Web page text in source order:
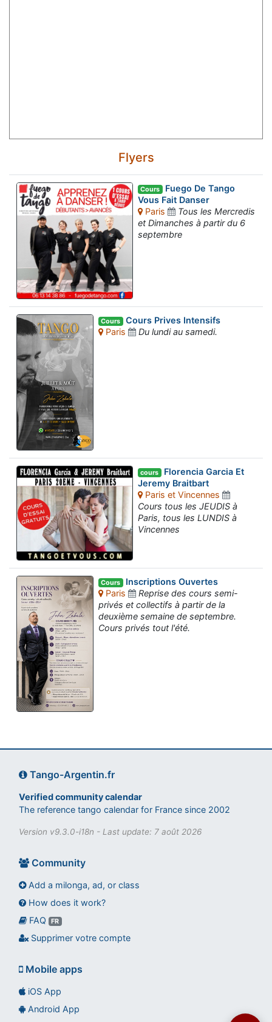
Flyers
Cours Fuego De Tango
Vous Fait Danser
Paris
Tous les Mercredis
et Dimanches à partir du 6
septembre
Cours Cours Prives Intensifs
Paris
Du lundi au samedi.
cours Florencia Garcia Et
Jeremy Braitbart
Paris et Vincennes
Cours tous les JEUDIS à
Paris, tous les LUNDIS à
Vincennes
Cours Inscriptions Ouvertes
Paris
Reprise des cours semi-
privés et collectifs à partir de la
deuxième semaine de septembre.
Cours privés tout l'été.
Tango-Argentin.fr
Verified community calendar
The reference tango calendar for France since 2002
Version v9.3.0-i18n - Last update: 7 août 2026
Community
Add a milonga, ad, or class
How does it work?
FAQ
FR
Supprimer votre compte
Mobile apps
iOS App
Android App
Assistant tango-argentin.fr
Questions sur les milongas, cours et stages